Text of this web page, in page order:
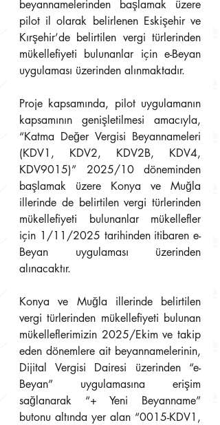
beyannamelerinden başlamak üzere
pilot il olarak belirlenen Eskişehir ve
Kırşehir’de belirtilen vergi türlerinden
mükellefiyeti bulunanlar için e-Beyan
uygulaması üzerinden alınmaktadır.
Proje kapsamında, pilot uygulamanın
kapsamının genişletilmesi amacıyla,
“Katma Değer Vergisi Beyannameleri
(KDV1, KDV2, KDV2B, KDV4,
KDV9015)” 2025/10 döneminden
başlamak üzere Konya ve Muğla
illerinde de belirtilen vergi türlerinden
mükellefiyeti bulunanlar mükellefler
için 1/11/2025 tarihinden itibaren e-
Beyan uygulaması üzerinden
alınacaktır.
Konya ve Muğla illerinde belirtilen
vergi türlerinden mükellefiyeti bulunan
mükelleflerimizin 2025/Ekim ve takip
eden dönemlere ait beyannamelerinin,
Dijital Vergisi Dairesi üzerinden “e-
Beyan” uygulamasına erişim
sağlanarak “+ Yeni Beyanname”
butonu altında yer alan “0015-KDV1,